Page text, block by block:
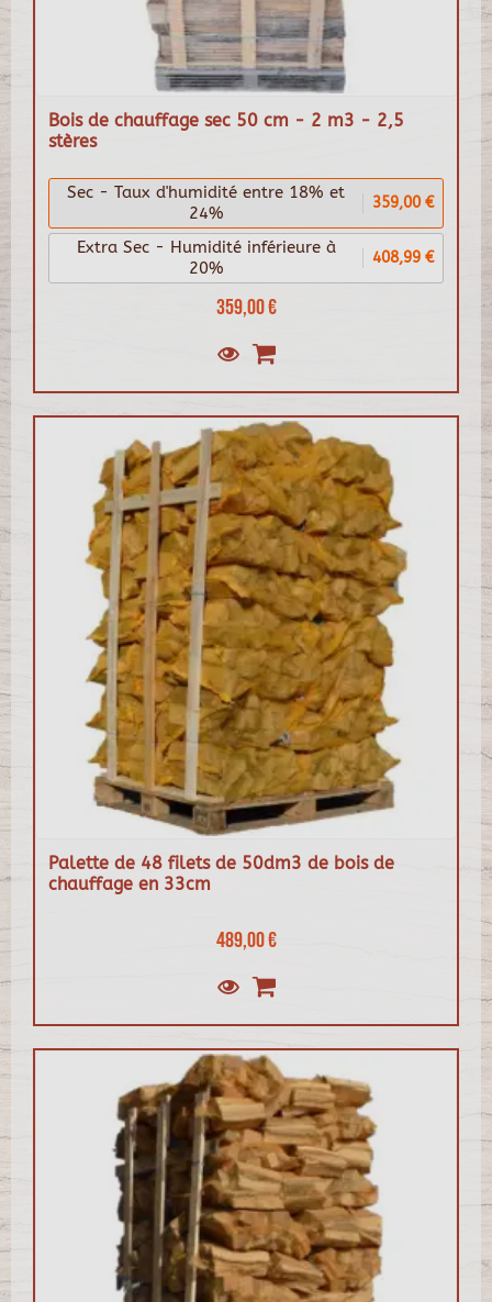
Bois de chauffage sec 50 cm - 2 m3 - 2,5
stères
359,00 €
Sec - Taux d'humidité entre 18% et
24%
359,00 €
Extra Sec - Humidité inférieure à
20%
408,99 €
Palette de 48 filets de 50dm3 de bois de
chauffage en 33cm
489,00 €